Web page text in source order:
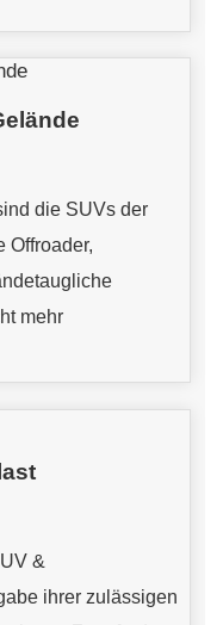
die SUVs der
Offroader,
mehr
&
ihrer zulässigen